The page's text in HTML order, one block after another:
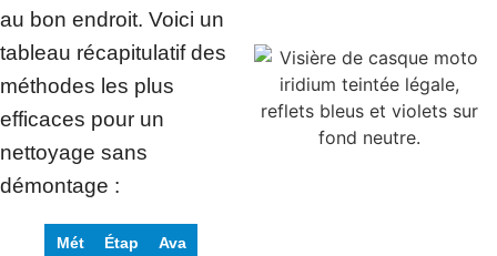
au bon endroit. Voici un
tableau récapitulatif des
méthodes les plus
efficaces pour un
nettoyage sans
démontage :
Mét
Étap
Ava